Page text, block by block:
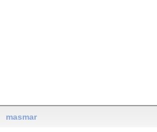
masmar